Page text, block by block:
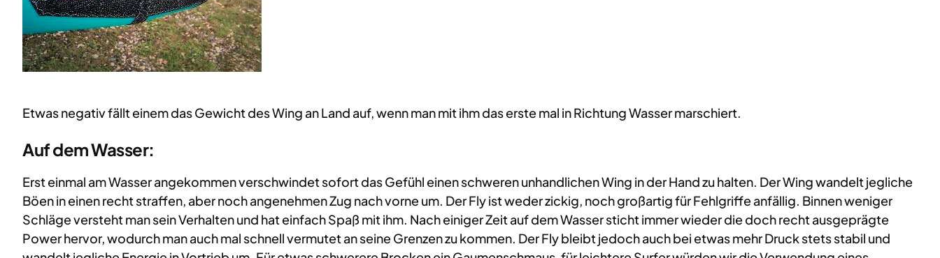
Etwas negativ fällt einem das Gewicht des Wing an Land auf, wenn man mit ihm das erste mal in Richtung Wasser marschiert.
Auf dem Wasser:
Erst einmal am Wasser angekommen verschwindet sofort das Gefühl einen schweren unhandlichen Wing in der Hand zu halten. Der Wing wandelt jegliche
Böen in einen recht straffen, aber noch angenehmen Zug nach vorne um. Der Fly ist weder zickig, noch großartig für Fehlgriffe anfällig. Binnen weniger
Schläge versteht man sein Verhalten und hat einfach Spaß mit ihm. Nach einiger Zeit auf dem Wasser sticht immer wieder die doch recht ausgeprägte
Power hervor, wodurch man auch mal schnell vermutet an seine Grenzen zu kommen. Der Fly bleibt jedoch auch bei etwas mehr Druck stets stabil und